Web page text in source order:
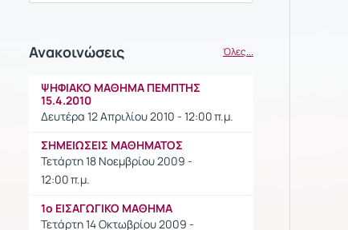
Ανακοινώσεις Όλες...
ΨΗΦΙΑΚΟ ΜΑΘΗΜΑ ΠΕΜΠΤΗΣ
15.4.2010
Δευτέρα 12 Απριλίου 2010 - 12:00 π.μ.
ΣΗΜΕΙΩΣΕΙΣ ΜΑΘΗΜΑΤΟΣ
Τετάρτη 18 Νοεμβρίου 2009 -
12:00 π.μ.
1ο ΕΙΣΑΓΩΓΙΚΟ ΜΑΘΗΜΑ
Τετάρτη 14 Οκτωβρίου 2009 -